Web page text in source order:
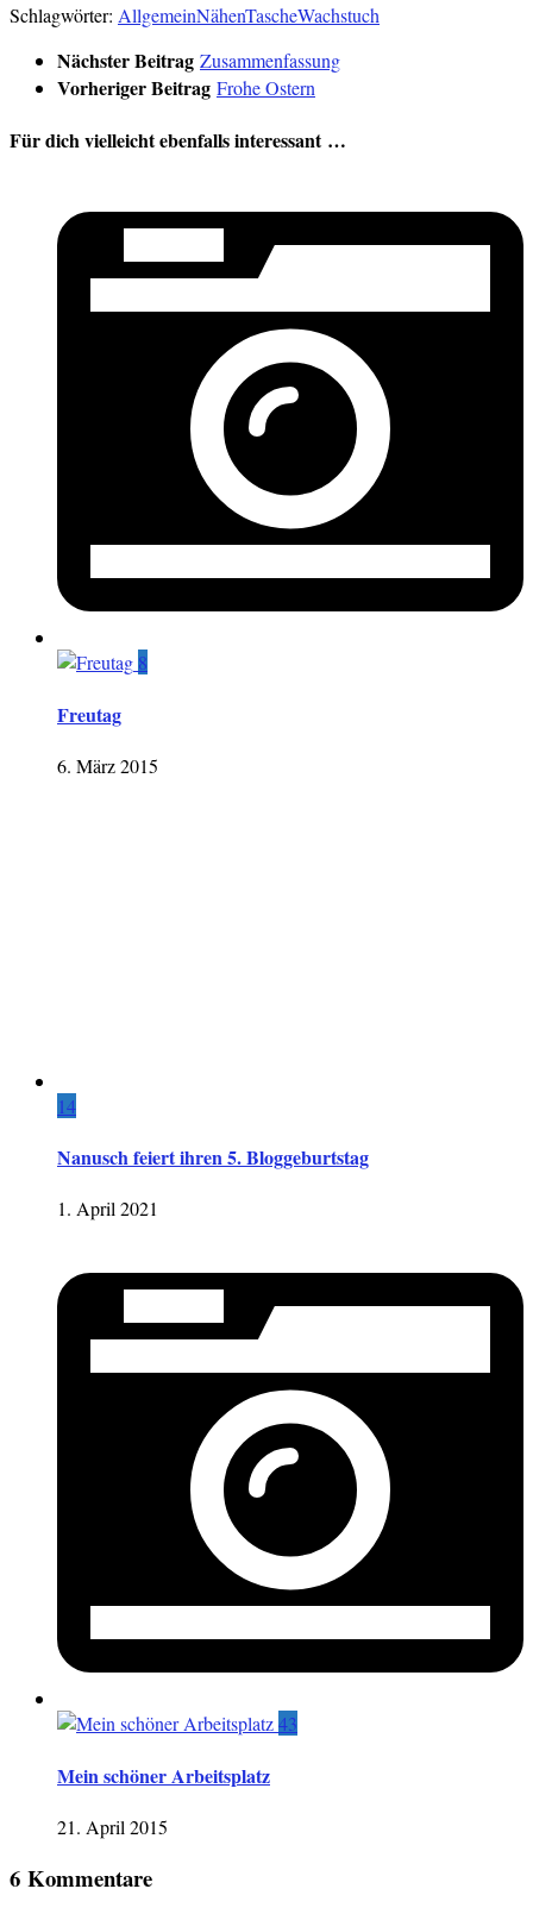
Schlagwörter: AllgemeinNähenTascheWachstuch
Nächster Beitrag Zusammenfassung
Vorheriger Beitrag Frohe Ostern
Für dich vielleicht ebenfalls interessant …
8
Freutag
6. März 2015
14
Nanusch feiert ihren 5. Bloggeburtstag
1. April 2021
43
Mein schöner Arbeitsplatz
21. April 2015
6 Kommentare